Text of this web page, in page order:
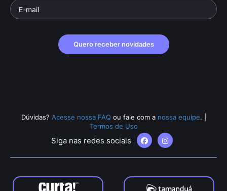
Quero receber novidades
Dúvidas? Acesse nossa FAQ ou fale com a nossa equipe.
Termos de Uso
Siga nas redes sociais